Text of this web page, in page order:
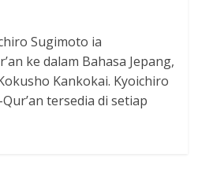
Sugimoto ia
ke dalam Bahasa Jepang,
Kankokai. Kyoichiro
tersedia di setiap